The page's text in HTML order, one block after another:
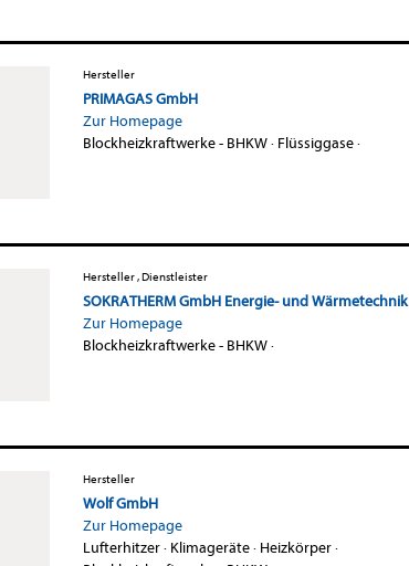
Hersteller
PRIMAGAS GmbH
Zur Homepage
Blockheizkraftwerke - BHKW· Flüssiggase·
Hersteller , Dienstleister
SOKRATHERM GmbH Energie- und Wärmetechnik
Zur Homepage
Blockheizkraftwerke - BHKW·
Hersteller
Wolf GmbH
Zur Homepage
Lufterhitzer· Klimageräte· Heizkörper·